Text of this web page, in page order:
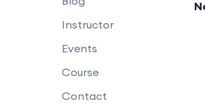
Instructor
Events
Course
Contact